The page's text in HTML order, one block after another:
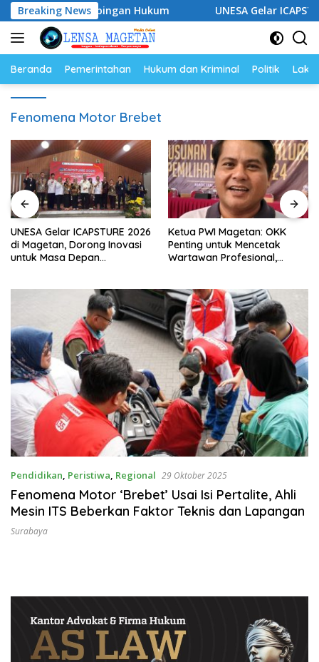
Langsung
ke
konten
Breaking News
Pendampingan Hukum UNESA Gelar ICAPSTURE
Beranda Pemerintahan Hukum dan Kriminal Politik
Fenomena Motor Brebet
UNESA Gelar ICAPSTURE 2026
di Magetan, Dorong Inovasi
untuk Masa Depan
Ketua PWI Magetan: OKK
Penting untuk Mencetak
Wartawan Profesional,
Pendidikan, Peristiwa, Regional 29 Oktober 2025
Fenomena Motor ‘Brebet’ Usai Isi Pertalite, Ahli
Mesin ITS Beberkan Faktor Teknis dan Lapangan
Surabaya